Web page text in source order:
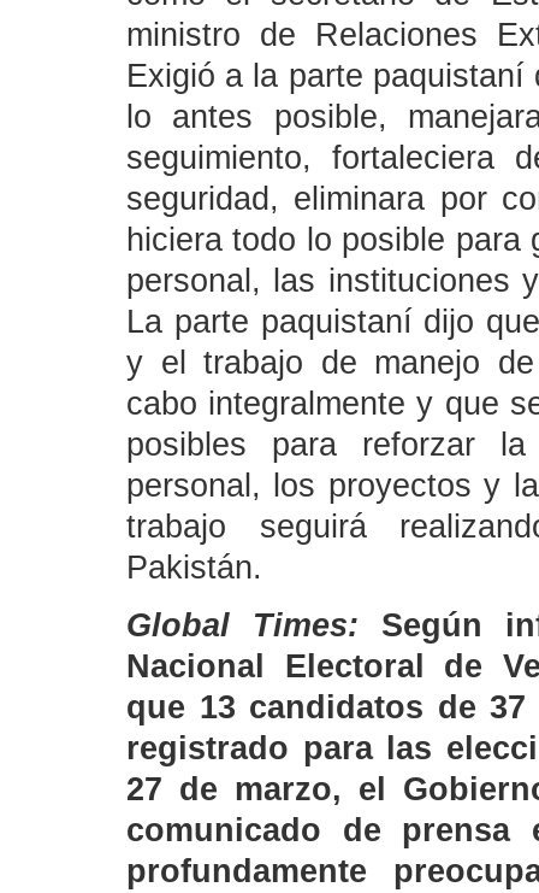
ministro de Relaciones
Exigió a la parte
lo antes posible,
seguimiento, fortaleciera
seguridad, eliminara por
hiciera todo lo posible
personal, las instituciones
La parte paquistaní dijo
y el trabajo de manejo
cabo integralmente y que
posibles para reforzar
personal, los proyectos y
trabajo seguirá
Pakistán.
Global Times: Según
Nacional Electoral de
que 13 candidatos de
registrado para las
27 de marzo, el
comunicado de
profundamente